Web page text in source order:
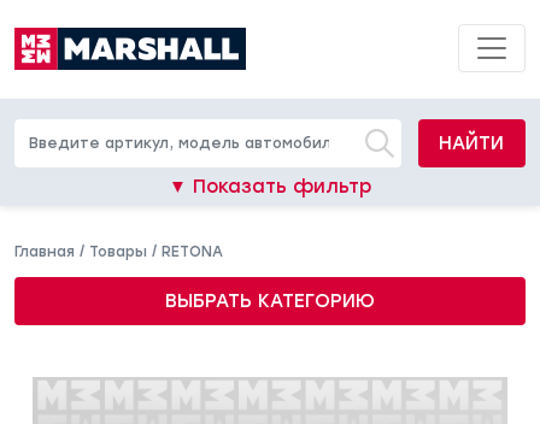
НАЙТИ
▼ Показать фильтр
Главная / Товары / RETONA
ВЫБРАТЬ КАТЕГОРИЮ